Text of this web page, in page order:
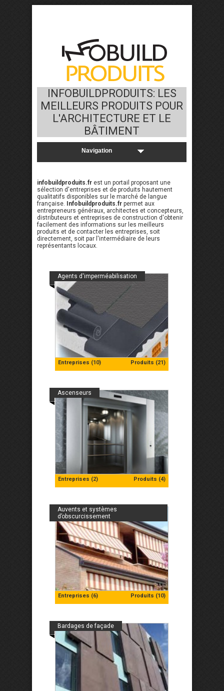
INFOBUILDPRODUITS: LES
MEILLEURS PRODUITS POUR
L'ARCHITECTURE ET LE
BÂTIMENT
infobuildproduits.fr est un portail proposant une
sélection d'entreprises et de produits hautement
qualitatifs disponibles sur le marché de langue
française.
Infobuildproduits.fr permet aux
entrepreneurs généraux, architectes et concepteurs,
distributeurs et entreprises de construction d'obtenir
facilement des informations sur les meilleurs
produits et de contacter les entreprises, soit
directement, soit par l'intermédiaire de leurs
représentants locaux.
Entreprises (10) Produits (21)
Agents d'imperméabilisation
Entreprises (2) Produits (4)
Ascenseurs
Entreprises (6) Produits (10)
Auvents et systèmes
d’obscurcissement
Bardages de façade